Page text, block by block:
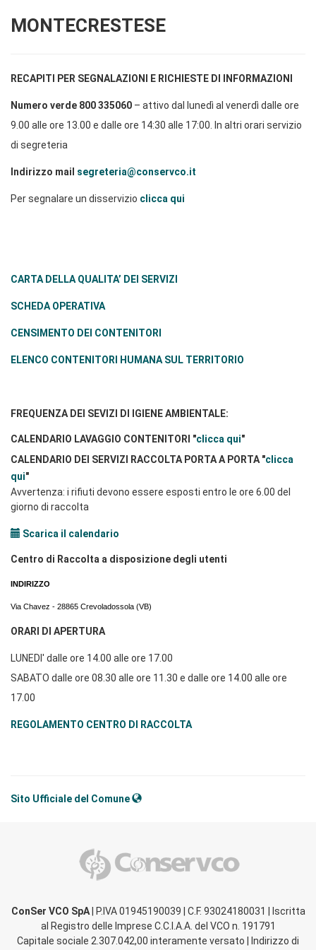
MONTECRESTESE
RECAPITI PER SEGNALAZIONI E RICHIESTE DI INFORMAZIONI
Numero verde 800 335060 – attivo dal lunedì al venerdì dalle ore
9.00 alle ore 13.00 e dalle ore 14:30 alle 17:00. In altri orari servizio
di segreteria
Indirizzo mail segreteria@conservco.it
Per segnalare un disservizio clicca qui
CARTA DELLA QUALITA’ DEI SERVIZI
SCHEDA OPERATIVA
CENSIMENTO DEI CONTENITORI
ELENCO CONTENITORI HUMANA SUL TERRITORIO
FREQUENZA DEI SEVIZI DI IGIENE AMBIENTALE:
CALENDARIO LAVAGGIO CONTENITORI "clicca qui"
CALENDARIO DEI SERVIZI RACCOLTA PORTA A PORTA "clicca
qui"
Avvertenza: i rifiuti devono essere esposti entro le ore 6.00 del
giorno di raccolta
Scarica il calendario
Centro di Raccolta a disposizione degli utenti
INDIRIZZO
Via Chavez - 28865 Crevoladossola (VB)
ORARI DI APERTURA
LUNEDI' dalle ore 14.00 alle ore 17.00
SABATO dalle ore 08.30 alle ore 11.30 e dalle ore 14.00 alle ore
17.00
REGOLAMENTO CENTRO DI RACCOLTA
Sito Ufficiale del Comune
ConSer VCO SpA| P.IVA 01945190039 | C.F. 93024180031 | Iscritta
al Registro delle Imprese C.C.I.A.A. del VCO n. 191791
Capitale sociale 2.307.042,00 interamente versato | Indirizzo di